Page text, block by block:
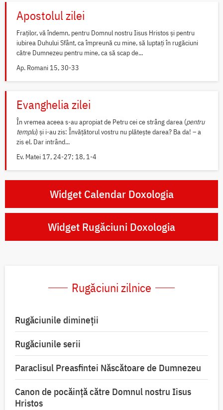
Apostolul zilei
Fraților, vă îndemn, pentru Domnul nostru Iisus Hristos și pentru
iubirea Duhului Sfânt, ca împreună cu mine, să luptați în rugăciuni
către Dumnezeu pentru mine, ca să scap de...
Ap. Romani 15, 30-33
Evanghelia zilei
În vremea aceea s-au apropiat de Petru cei ce strâng darea (pentru
templu) și i-au zis: Învățătorul vostru nu plătește darea? Ba da! – a
zis el. Dar intrând...
Ev. Matei 17, 24-27; 18, 1-4
Widget Calendar Doxologia
Widget Rugăciuni Doxologia
Rugăciuni zilnice
Rugăciunile dimineții
Rugăciunile serii
Paraclisul Preasfintei Născătoare de Dumnezeu
Canon de pocăință către Domnul nostru Iisus
Hristos